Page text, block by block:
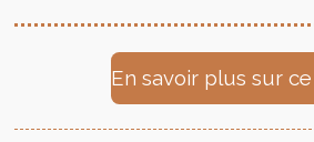
En savoir plus sur